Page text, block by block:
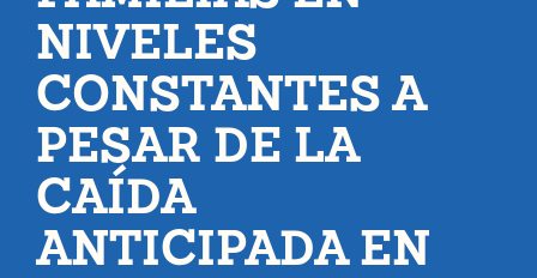
NIVELES
CONSTANTES A
PESAR DE LA
CAÍDA
ANTICIPADA EN